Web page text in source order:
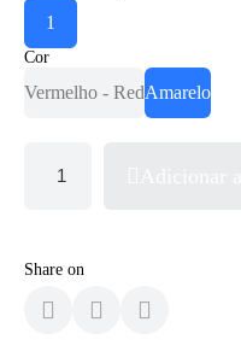
1
Cor
Vermelho - RedAmarelo
Share on